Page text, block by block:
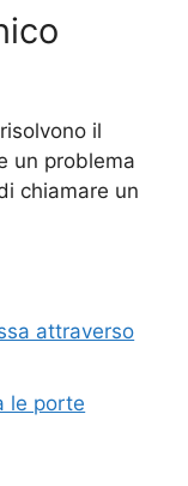
il
un problema
chiamare un
attraverso
le porte